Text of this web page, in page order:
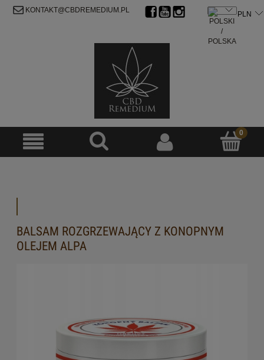
KONTAKT@CBDREMEDIUM.PL
BALSAM ROZGRZEWAJĄCY Z KONOPNYM
OLEJEM ALPA